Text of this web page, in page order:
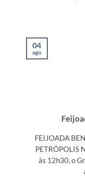
FEIJOADA
PETRÓPOLIS
às 12h30, o
04
ago